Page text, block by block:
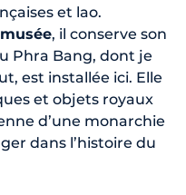
et lao.
musée, il conserve son
Phra Bang, dont je
est installée ici. Elle
et objets royaux
d’une monarchie
dans l’histoire du